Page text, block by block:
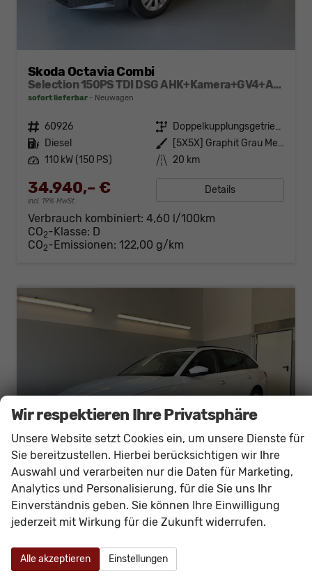
Skoda Octavia Combi
Selection 150PS TDI DSG AHK+Kamera+GV4+ACC+TravelAssist+Sunset+Alu+LightAssist
sofort lieferbar Neuwagen
Fahrzeugnr. 60926 Getriebe
Doppelkupplungsgetriebe (DSG)
Kraftstoff Diesel Außenfarbe
[5X5X] Graphit Grau Metallic
Leistung 110 kW (150 PS) Kilometerstand 20 km
34.940,– €
incl. 19% MwSt.
Details
Verbrauch kombiniert: 4,60 l/100km
CO2-Klasse: D
CO2-Emissionen: 122,00 g/km
Skoda Octavia Combi
Fahrzeugnr. 60927 Getriebe
Wir respektieren Ihre Privatsphäre
Unsere Website setzt Cookies ein, um unsere Dienste für
Sie bereitzustellen. Hierbei berücksichtigen wir Ihre
Auswahl und verarbeiten nur die Daten für Marketing,
Analytics und Personalisierung, für die Sie uns Ihr
Einverständnis geben. Sie können Ihre Einwilligung
jederzeit mit Wirkung für die Zukunft widerrufen.
Alle akzeptieren Einstellungen